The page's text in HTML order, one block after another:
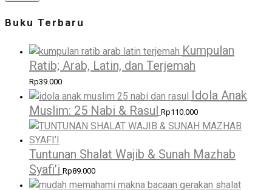
Buku Terbaru
Kumpulan
Ratib; Arab, Latin, dan Terjemah
Rp39.000
Idola Anak
Muslim: 25 Nabi & Rasul Rp110.000
Tuntunan Shalat Wajib & Sunah Mazhab
Syafi’i Rp89.000